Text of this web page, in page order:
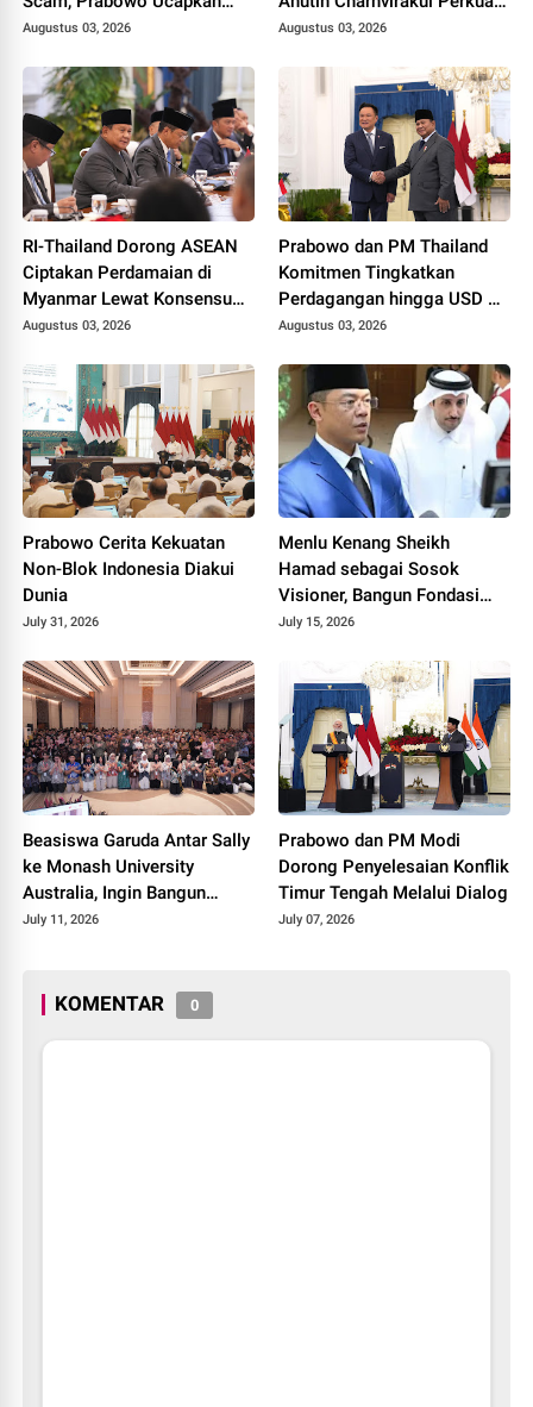
Terima Kasih ke PM
Augustus 03, 2026
Hubungan Indonesia-
Augustus 03, 2026
RI-Thailand Dorong ASEAN
Ciptakan Perdamaian di
Myanmar Lewat Konsensus
5 Poin
Augustus 03, 2026
Prabowo dan PM Thailand
Komitmen Tingkatkan
Perdagangan hingga USD 20
Miliar pada 2030
Augustus 03, 2026
Prabowo Cerita Kekuatan
Non-Blok Indonesia Diakui
Dunia
July 31, 2026
Menlu Kenang Sheikh
Hamad sebagai Sosok
Visioner, Bangun Fondasi
Bilateral Indonesia-Qatar
July 15, 2026
Beasiswa Garuda Antar Sally
ke Monash University
Australia, Ingin Bangun
Laboratorium Riset di Tanah
July 11, 2026
Prabowo dan PM Modi
Dorong Penyelesaian Konflik
Timur Tengah Melalui Dialog
July 07, 2026
KOMENTAR 0